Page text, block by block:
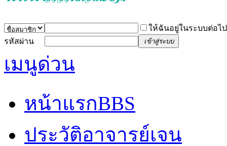
ให้ฉันอยู่ในระบบต่อไป
รหัสผ่าน
เข้าสู่ระบบ
เมนูด่วน
หน้าแรกBBS
ประวัติอาจารย์เจน